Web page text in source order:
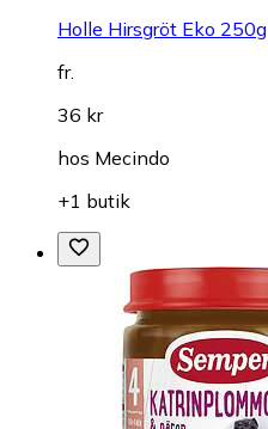
Holle Hirsgröt Eko 250g
fr.
36 kr
hos Mecindo
+1 butik